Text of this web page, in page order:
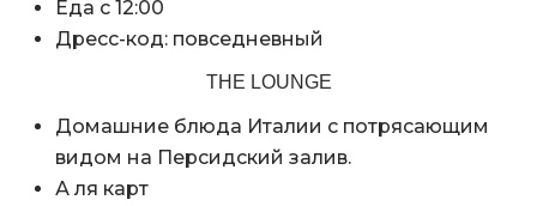
Еда с 12:00
Дресс-код: повседневный
THE LOUNGE
Домашние блюда Италии с потрясающим
видом на Персидский залив.
А ля карт